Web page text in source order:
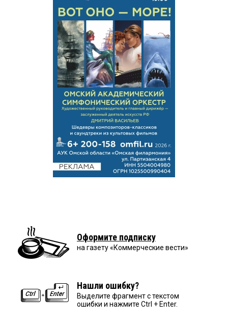
Оформите подписку
на газету «Коммерческие вести»
Нашли ошибку?
Выделите фрагмент с текстом
ошибки и нажмите Ctrl + Enter.